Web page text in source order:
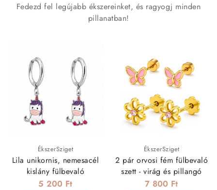
Fedezd fel legújabb ékszereinket, és ragyogj minden
pillanatban!
ÉkszerSziget
Lila unikornis, nemesacél
kislány fülbevaló
5 200 Ft
ÉkszerSziget
2 pár orvosi fém fülbevaló
szett - virág és pillangó
7 800 Ft